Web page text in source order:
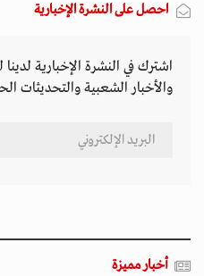
احصل على النشرة الإخبارية
اشترك في النشرة الإخبارية
والأخبار الشعبية والتحديثات
أخبار مميزة